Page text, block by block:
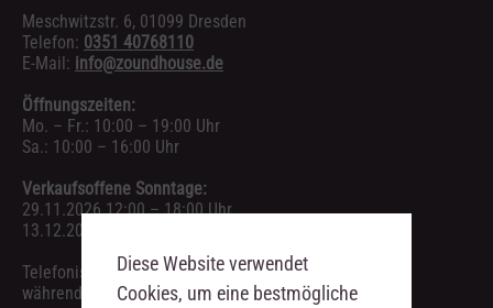
Meschwitzstr. 6, 01099 Dresden
Telefon: 0351 40768110
E-Mail: info@zoundhouse.de
Öffnungszeiten:
Mo. – Fr.: 10:00 – 19:00 Uhr
Sa.: 10:00 – 16:00 Uhr
Verkaufsoffene Sonntage:
29.11.2026 12:00 – 18:00 Uhr
13.12.2026 12:00 – 18:00 Uhr
Telefonische Anfragen sind ausschließlich
während unserer Geschäftszeiten möglich.
Diese Website verwendet
Cookies, um eine bestmögliche